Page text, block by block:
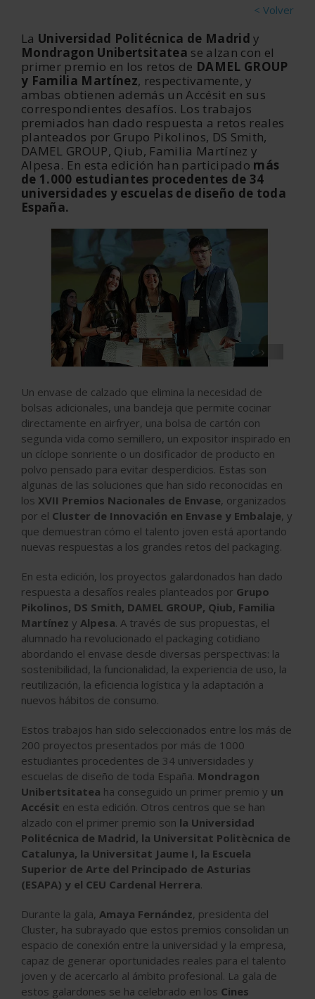
< Volver
La Universidad Politécnica de Madrid y
Mondragon Unibertsitatea se alzan con el
primer premio en los retos de DAMEL GROUP
y Familia Martínez, respectivamente, y
ambas obtienen además un Accésit en sus
correspondientes desafíos. Los trabajos
premiados han dado respuesta a retos reales
planteados por Grupo Pikolinos, DS Smith,
DAMEL GROUP, Qiub, Familia Martínez y
Alpesa. En esta edición han participado más
de 1.000 estudiantes procedentes de 34
universidades y escuelas de diseño de toda
España.
‹ ›
Un envase de calzado que elimina la necesidad de
bolsas adicionales, una bandeja que permite cocinar
directamente en airfryer, una bolsa de cartón con
segunda vida como semillero, un expositor inspirado en
un cíclope sonriente o un dosificador de producto en
polvo pensado para evitar desperdicios. Estas son
algunas de las soluciones que han sido reconocidas en
los XVII Premios Nacionales de Envase, organizados
por el Cluster de Innovación en Envase y Embalaje, y
que demuestran cómo el talento joven está aportando
nuevas respuestas a los grandes retos del packaging.
En esta edición, los proyectos galardonados han dado
respuesta a desafíos reales planteados por Grupo
Pikolinos, DS Smith, DAMEL GROUP, Qiub, Familia
Martínez y Alpesa. A través de sus propuestas, el
alumnado ha revolucionado el packaging cotidiano
abordando el envase desde diversas perspectivas: la
sostenibilidad, la funcionalidad, la experiencia de uso, la
reutilización, la eficiencia logística y la adaptación a
nuevos hábitos de consumo.
Estos trabajos han sido seleccionados entre los más de
200 proyectos presentados por más de 1000
estudiantes procedentes de 34 universidades y
escuelas de diseño de toda España. Mondragon
Unibertsitatea ha conseguido un primer premio y un
Accésit en esta edición. Otros centros que se han
alzado con el primer premio son la Universidad
Politécnica de Madrid, la Universitat Politècnica de
Catalunya, la Universitat Jaume I, la Escuela
Superior de Arte del Principado de Asturias
(ESAPA) y el CEU Cardenal Herrera.
Durante la gala, Amaya Fernández, presidenta del
Cluster, ha subrayado que estos premios consolidan un
espacio de conexión entre la universidad y la empresa,
capaz de generar oportunidades reales para el talento
joven y de acercarlo al ámbito profesional. La gala de
estos galardones se ha celebrado en los Cines